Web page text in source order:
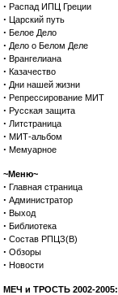
· Распад ИПЦ Греции
· Царский путь
· Белое Дело
· Дело о Белом Деле
· Врангелиана
· Казачество
· Дни нашей жизни
· Репрессирование МИТ
· Русская защита
· Литстраница
· МИТ-альбом
· Мемуарное
~Меню~
· Главная страница
· Администратор
· Выход
· Библиотека
· Состав РПЦЗ(В)
· Обзоры
· Новости
МЕЧ и ТРОСТЬ 2002-2005: